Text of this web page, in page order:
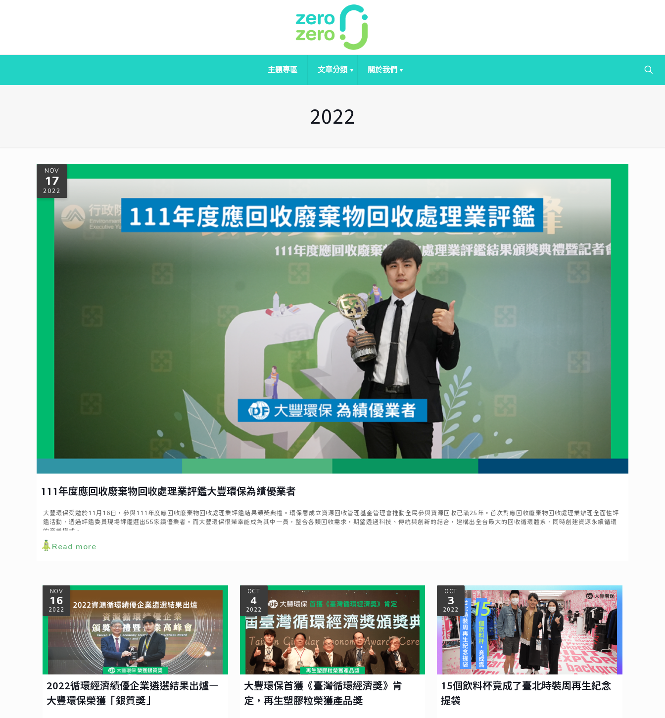
主題專區 文章分類 關於我們
2022
NOV
17
2022
111年度應回收廢棄物回收處理業評鑑大豐環保為績優業者
大豐環保受邀於11月16日，參與111年度應回收廢棄物回收處理業評鑑結果頒獎典禮。環保署成立資源回收管理基金管理會推動全民參與資源回收已滿25年。首次對應回收廢棄物回收處理業辦理全面性評
鑑活動，透過評鑑委員現場評鑑選出55家績優業者。而大豐環保很榮幸能成為其中一員，整合各類回收需求，期望透過科技、傳統與創新的結合，建構出全台最大的回收循環體系，同時創建資源永續循環
的商業模式。
Read more
NOV
16
2022
2022循環經濟績優企業遴選結果出爐—
大豐環保榮獲「銀質獎」
OCT
4
2022
大豐環保首獲《臺灣循環經濟獎》肯
定，再生塑膠粒榮獲產品獎
OCT
3
2022
15個飲料杯竟成了臺北時裝周再生紀念
提袋